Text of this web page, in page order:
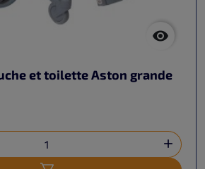

et toilette Aston grande
